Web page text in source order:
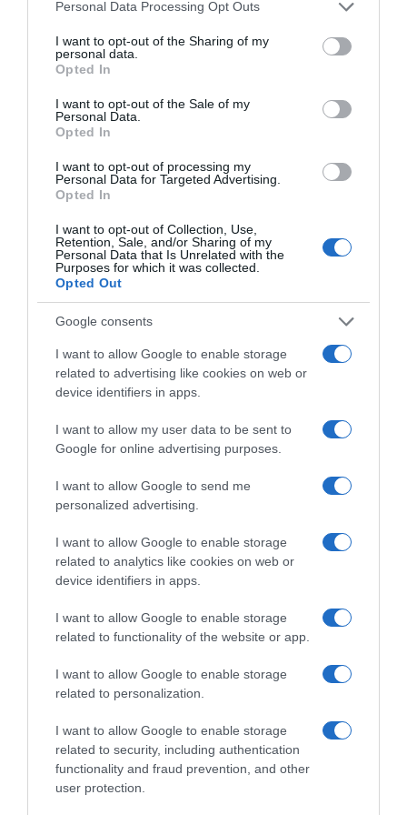
not limited to your visit or usage behaviour. You may click to
grant or deny consent to Google and its third-party tags to
use your data for below specified purposes in below Google
consent section.
Personal Data Processing Opt Outs
I want to opt-out of the Sharing of my
personal data.
Opted In
I want to opt-out of the Sale of my
Personal Data.
Opted In
I want to opt-out of processing my
Personal Data for Targeted Advertising.
Opted In
I want to opt-out of Collection, Use,
Retention, Sale, and/or Sharing of my
Personal Data that Is Unrelated with the
Purposes for which it was collected.
Opted Out
Google consents
I want to allow Google to enable storage
related to advertising like cookies on web or
device identifiers in apps.
I want to allow my user data to be sent to
Google for online advertising purposes.
I want to allow Google to send me
personalized advertising.
I want to allow Google to enable storage
related to analytics like cookies on web or
device identifiers in apps.
I want to allow Google to enable storage
related to functionality of the website or app.
I want to allow Google to enable storage
related to personalization.
I want to allow Google to enable storage
related to security, including authentication
functionality and fraud prevention, and other
user protection.
Com vários lançamentos previstos ao longo do
ano e atuações de estreia agendadas
para Amesterdão e Basileia, Confred continua a
expandir a sua presença para além de Berlim,
consolidando uma linguagem sonora imersiva,
física e concebida para deixar uma marca
duradoura.